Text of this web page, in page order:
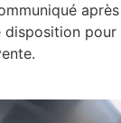
après
disposition pour